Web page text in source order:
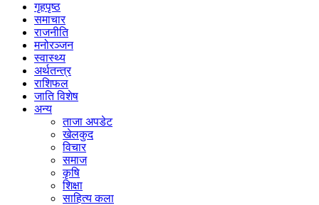
गृहपृष्ठ
समाचार
राजनीति
मनोरञ्जन
स्वास्थ्य
अर्थतन्त्र
राशिफल
जाति विशेष
अन्य
ताजा अपडेट
खेलकुद
विचार
समाज
कृषि
शिक्षा
साहित्य कला